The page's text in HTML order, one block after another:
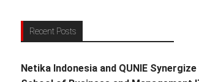
Recent Posts
Netika Indonesia and QUNIE